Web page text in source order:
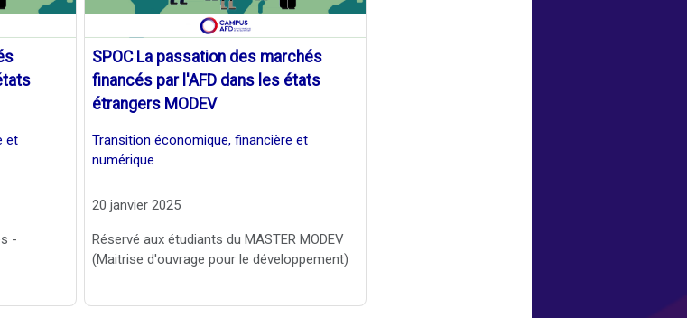
et
-
SPOC La passation des marchés
financés par l'AFD dans les états
étrangers MODEV
Transition économique, financière et
numérique
20 janvier 2025
Réservé aux étudiants du MASTER MODEV
(Maitrise d'ouvrage pour le développement)